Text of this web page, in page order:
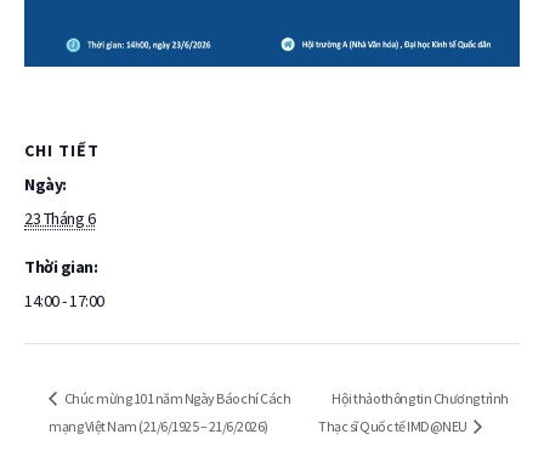
CHI TIẾT
Ngày:
23 Tháng 6
Thời gian:
14:00 - 17:00
Chúc mừng 101 năm Ngày Báo chí Cách
mạng Việt Nam (21/6/1925 – 21/6/2026)
Hội thảo thông tin Chương trình
Thạc sĩ Quốc tế IMD@NEU